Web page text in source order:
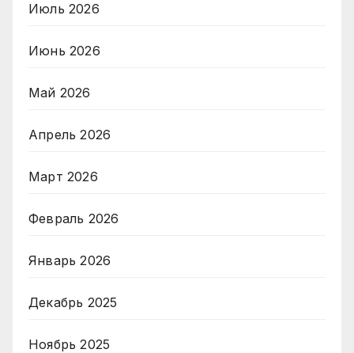
Июль 2026
Июнь 2026
Май 2026
Апрель 2026
Март 2026
Февраль 2026
Январь 2026
Декабрь 2025
Ноябрь 2025